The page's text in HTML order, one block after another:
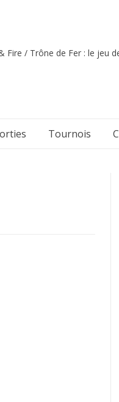
Fire / Trône de Fer : le jeu
Tournois